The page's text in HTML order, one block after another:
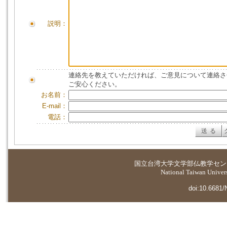
説明：
連絡先を教えていただければ、ご意見について連絡
ご安心ください。
お名前：
E-mail：
電話：
国立台湾大学文学部仏教学セ
National Taiwan
doi:10.6681/